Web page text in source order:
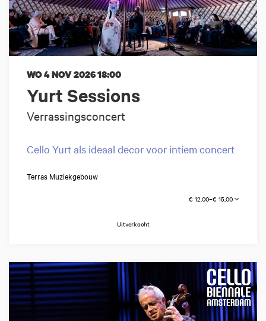
Yurt Sessions
Verrassingsconcert
WO 4 NOV 202618:00
Cello Yurt als ideaal decor voor intiem concert
Terras Muziekgebouw
€ 12,00–€ 15,00
Uitverkocht